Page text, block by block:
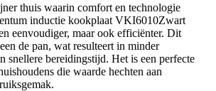
thuis waarin comfort en technologie
inductie kookplaat VKI6010Zwart
eenvoudiger, maar ook efficiënter. Dit
de pan, wat resulteert in minder
snellere bereidingstijd. Het is een perfecte
die waarde hechten aan